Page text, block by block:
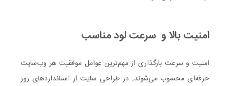
امنیت بالا و سرعت لود مناسب
امنیت و سرعت بارگذاری از مهم‌ترین عوامل موفقیت هر وب‌سایت
حرفه‌ای محسوب می‌شوند. در طراحی سایت از استانداردهای روز